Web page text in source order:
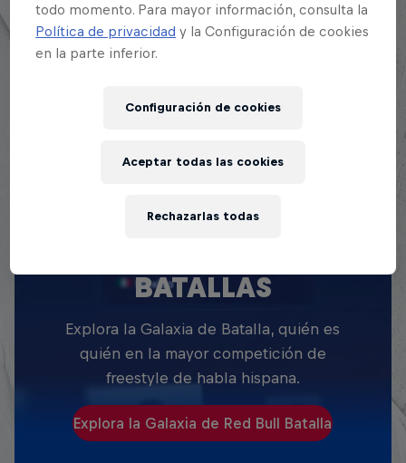
BATALLAS
Explora la Galaxia de Batalla, quién es
quién en la mayor competición de
freestyle de habla hispana.
Explora la Galaxia de Red Bull Batalla
todo momento. Para mayor información, consulta la
Política de privacidad y la Configuración de cookies
en la parte inferior.
Configuración de cookies
Rechazarlas todas
Aceptar todas las cookies